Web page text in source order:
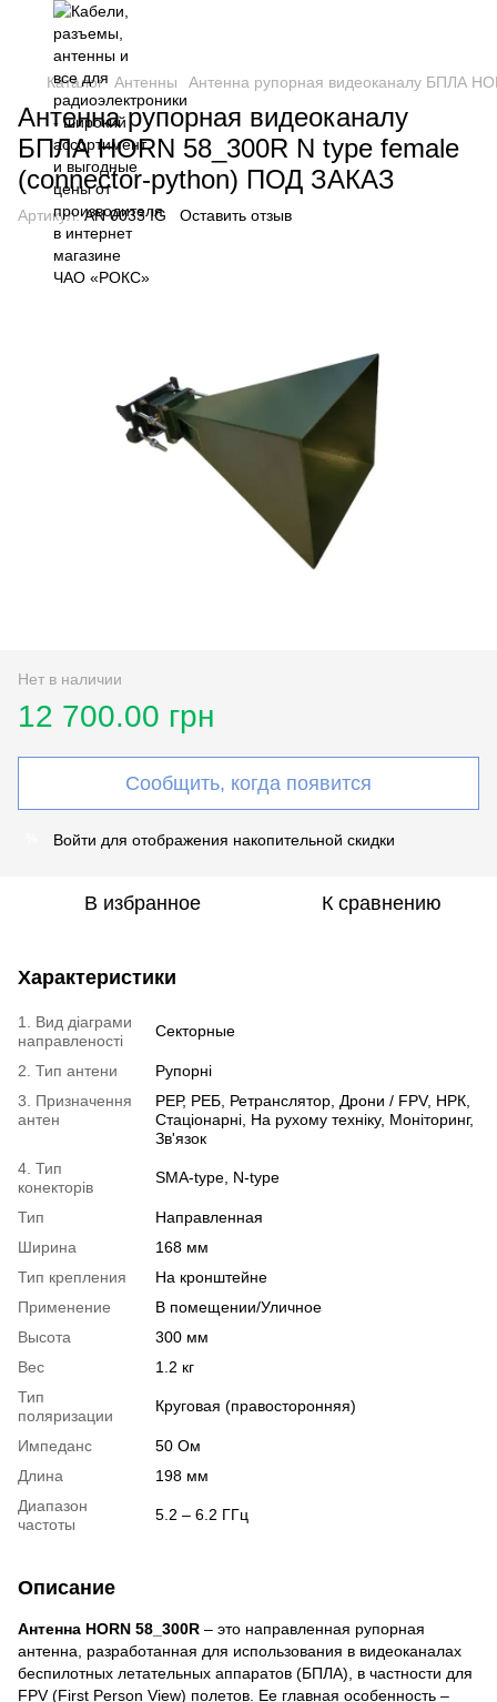
Каталог Антенны Антенна рупорная видеоканалу БПЛА
Антенна рупорная видеоканалу
БПЛА HORN 58_300R N type female
(connector-python) ПОД ЗАКАЗ
Артикул:AN 0033 IG Оставить отзыв
Нет в наличии
12 700.00 грн
Сообщить, когда появится
Войти для отображения накопительной скидки
В избранное К сравнению
Характеристики
1. Вид діаграми
направленості
Секторные
2. Тип антени
Рупорні
3. Призначення
антен
РЕР, РЕБ, Ретранслятор, Дрони / FPV, НРК,
Стаціонарні, На рухому техніку, Моніторинг,
Зв'язок
4. Тип
конекторів
SMA-type, N-type
Тип
Направленная
Ширина
168 мм
Тип крепления
На кронштейне
Применение
В помещении/Уличное
Высота
300 мм
Вес
1.2 кг
Тип
поляризации
Круговая (правосторонняя)
Импеданс
50 Ом
Длина
198 мм
Диапазон
частоты
5.2 – 6.2 ГГц
Описание
Антенна HORN 58_300R – это направленная рупорная
антенна, разработанная для использования в видеоканалах
беспилотных летательных аппаратов (БПЛА), в частности для
FPV (First Person View) полетов. Ее главная особенность –